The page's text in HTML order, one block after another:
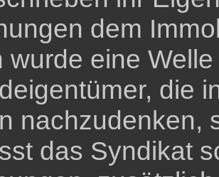
dem
wurde eine
die
nachzudenken,
das Syndikat